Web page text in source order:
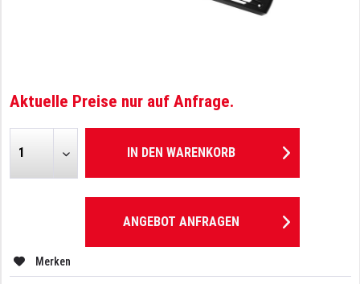
Aktuelle Preise nur auf Anfrage.
IN DEN WARENKORB
ANGEBOT ANFRAGEN
Merken